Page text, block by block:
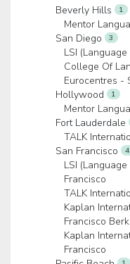
Beverly Hills
1
Mentor
San Diego
3
LSI
College Of
Eurocentres -
Hollywood
1
Mentor
Fort Lauderdale
TALK
San Francisco
4
LSI
Francisco
TALK
Kaplan
Francisco
Kaplan
Francisco